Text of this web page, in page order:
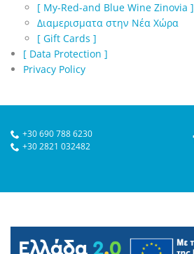
[ My-Red-and Blue Wine Zinovia ]
Διαμερισματα στην Νέα Χώρα
[ Gift Cards ]
[ Data Protection ]
Privacy Policy
+30 690 788 6230
+30 2821 032482